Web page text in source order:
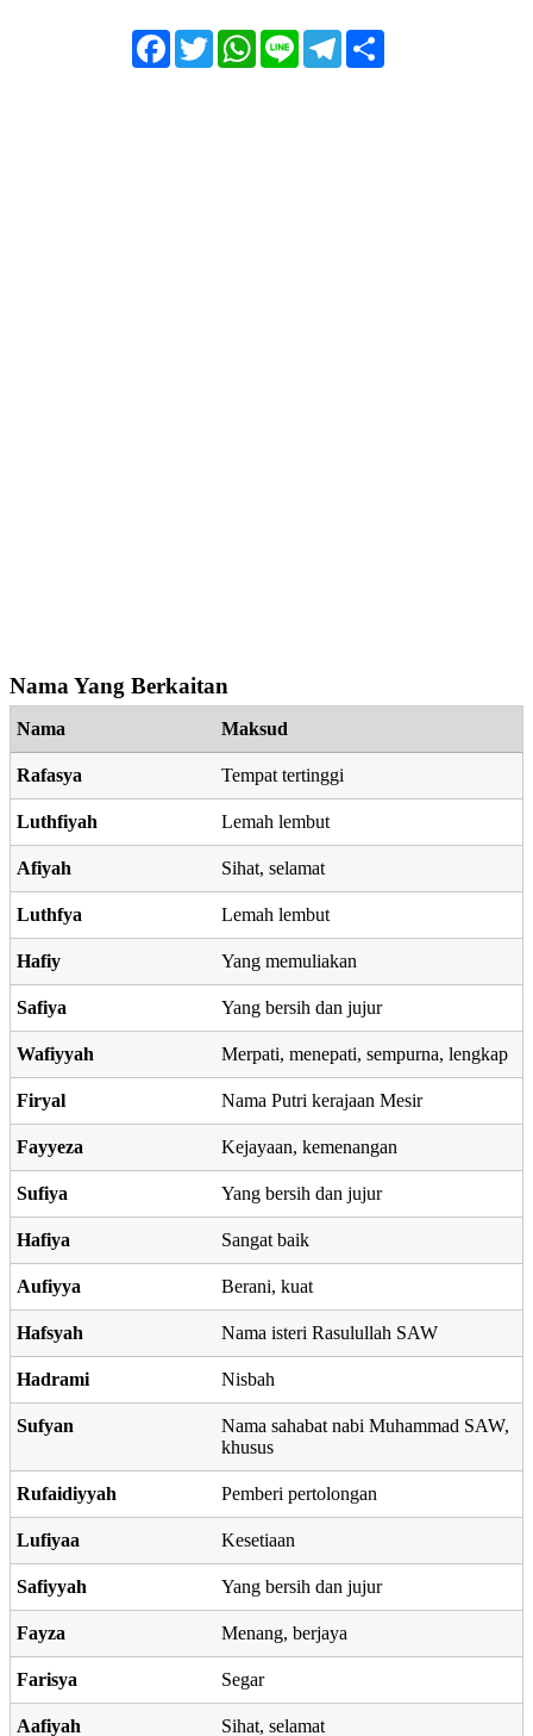
FacebookTwitterWhatsApp
Line Telegram
Nama Yang Berkaitan
Nama Maksud
Rafasya Tempat tertinggi
Luthfiyah Lemah lembut
Afiyah Sihat, selamat
Luthfya Lemah lembut
Hafiy Yang memuliakan
Safiya Yang bersih dan jujur
Wafiyyah Merpati, menepati, sempurna, lengkap
Firyal Nama Putri kerajaan Mesir
Fayyeza Kejayaan, kemenangan
Sufiya Yang bersih dan jujur
Hafiya Sangat baik
Aufiyya Berani, kuat
Hafsyah Nama isteri Rasulullah SAW
Hadrami Nisbah
Sufyan
Nama sahabat nabi Muhammad SAW,
khusus
Rufaidiyyah Pemberi pertolongan
Lufiyaa Kesetiaan
Safiyyah Yang bersih dan jujur
Fayza Menang, berjaya
Farisya Segar
Aafiyah Sihat, selamat